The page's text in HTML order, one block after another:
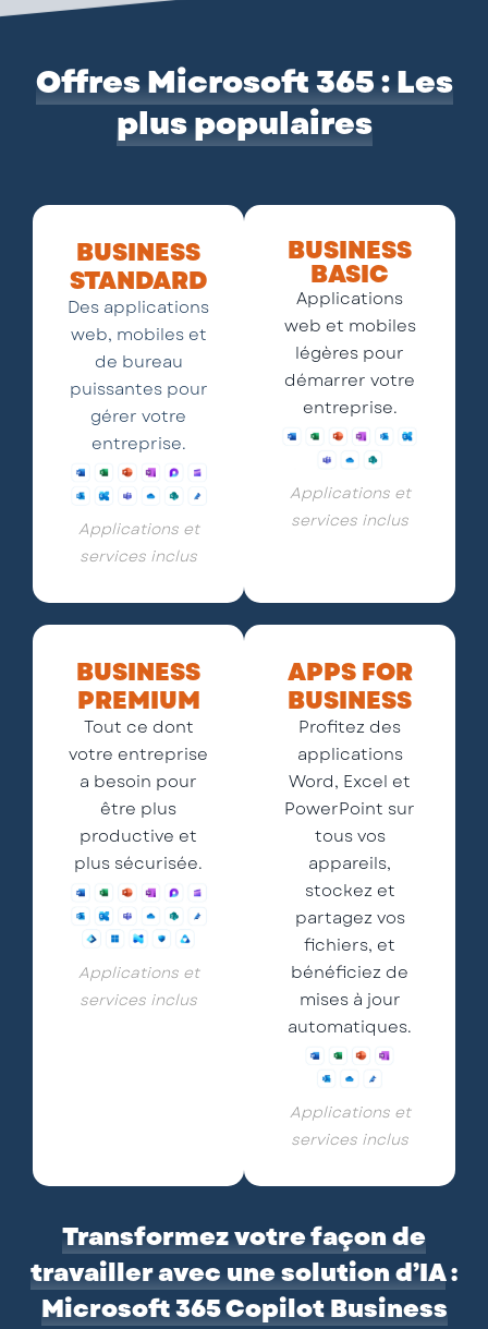
Offres Microsoft 365 : Les
plus populaires
BUSINESS
STANDARD
Des applications
web, mobiles et
de bureau
puissantes pour
gérer votre
entreprise.
Applications et
services inclus
BUSINESS
BASIC
Applications
web et mobiles
légères pour
démarrer votre
entreprise.
Applications et
services inclus
BUSINESS
PREMIUM
Tout ce dont
votre entreprise
a besoin pour
être plus
productive et
plus sécurisée.
Applications et
services inclus
APPS FOR
BUSINESS
Profitez des
applications
Word, Excel et
PowerPoint sur
tous vos
appareils,
stockez et
partagez vos
fichiers, et
bénéficiez de
mises à jour
automatiques.
Applications et
services inclus
Transformez votre façon de
travailler avec une solution d’IA:
Microsoft 365 Copilot Business